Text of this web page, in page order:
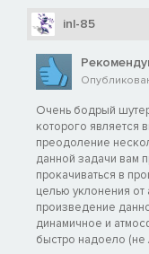
inl-85
Очень бодрый
которого является
преодоление
данной задачи вам
прокачиваться в
целью уклонения
произведение
динамичное и
быстро надоело